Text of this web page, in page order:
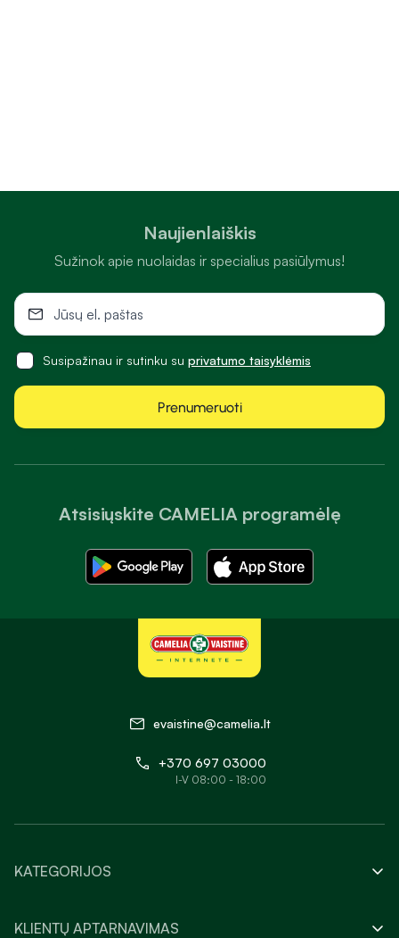
Atsisiųskite CAMELIA programėlę
Naujienlaiškis
Sužinok apie nuolaidas ir specialius pasiūlymus!
Susipažinau ir sutinku su privatumo taisyklėmis
Prenumeruoti
evaistine@camelia.lt
+370 697 03000
I-V 08:00 - 18:00
KATEGORIJOS
KLIENTŲ APTARNAVIMAS